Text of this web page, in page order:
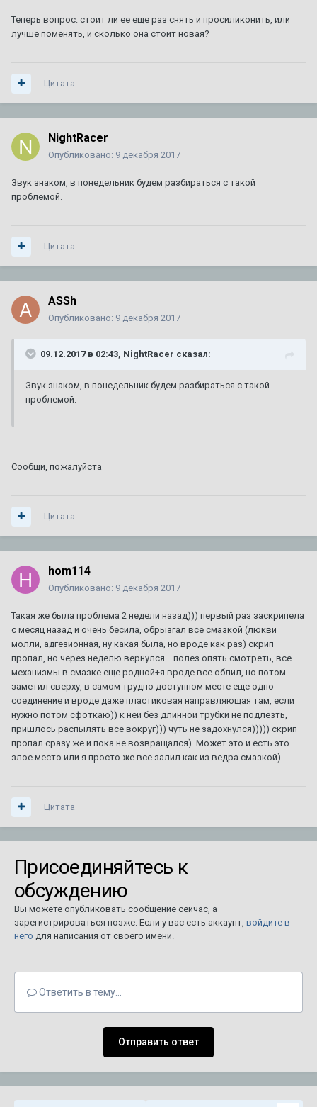
Теперь вопрос: стоит ли ее еще раз снять и просиликонить, или
лучше поменять, и сколько она стоит новая?
Цитата
NightRacer
Опубликовано: 9 декабря 2017
Звук знаком, в понедельник будем разбираться с такой
проблемой.
Цитата
ASSh
Опубликовано: 9 декабря 2017
09.12.2017 в 02:43, NightRacer сказал:
Звук знаком, в понедельник будем разбираться с такой
проблемой.
Сообщи, пожалуйста
Цитата
hom114
Опубликовано: 9 декабря 2017
Такая же была проблема 2 недели назад))) первый раз заскрипела
с месяц назад и очень бесила, обрызгал все смазкой (люкви
молли, адгезионная, ну какая была, но вроде как раз) скрип
пропал, но через неделю вернулся... полез опять смотреть, все
механизмы в смазке еще родной+я вроде все облил, но потом
заметил сверху, в самом трудно доступном месте еще одно
соединение и вроде даже пластиковая направляющая там, если
нужно потом сфоткаю)) к ней без длинной трубки не подлезть,
пришлось распылять все вокруг))) чуть не задохнулся))))) скрип
пропал сразу же и пока не возвращался). Может это и есть это
злое место или я просто же все залил как из ведра смазкой)
Цитата
Присоединяйтесь к
обсуждению
Вы можете опубликовать сообщение сейчас, а
зарегистрироваться позже. Если у вас есть аккаунт, войдите в
него для написания от своего имени.
Ответить в тему...
Отправить ответ